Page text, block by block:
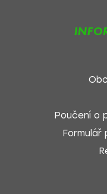
Poučení o
Formulář